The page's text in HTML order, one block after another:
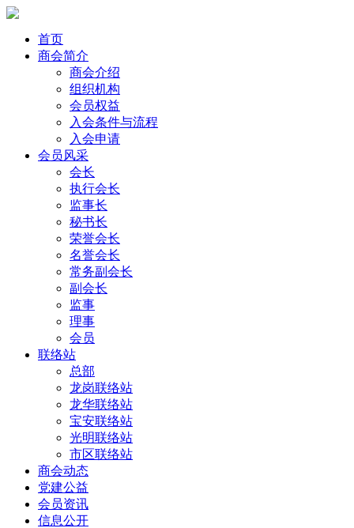
首页
商会简介
商会介绍
组织机构
会员权益
入会条件与流程
入会申请
会员风采
会长
执行会长
监事长
秘书长
荣誉会长
名誉会长
常务副会长
副会长
监事
理事
会员
联络站
总部
龙岗联络站
龙华联络站
宝安联络站
光明联络站
市区联络站
商会动态
党建公益
会员资讯
信息公开